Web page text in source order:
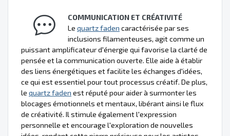
COMMUNICATION ET CRÉATIVITÉ
Le quartz faden caractérisée par ses
inclusions filamenteuses, agit comme un
puissant amplificateur d'énergie qui favorise la clarté de
pensée et la communication ouverte. Elle aide à établir
des liens énergétiques et facilite les échanges d'idées,
ce qui est essentiel pour tout processus créatif. De plus,
le quartz faden est réputé pour aider à surmonter les
blocages émotionnels et mentaux, libérant ainsi le flux
de créativité. Il stimule également l'expression
personnelle et encourage l'exploration de nouvelles